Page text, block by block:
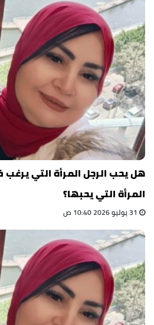
هل يحب الرجل المرأة التي
المرأة التي يحبها؟